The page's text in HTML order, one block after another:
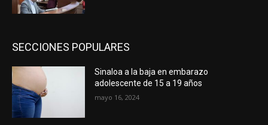
SECCIONES POPULARES
Sinaloa a la baja en embarazo
adolescente de 15 a 19 años
mayo 16, 2024